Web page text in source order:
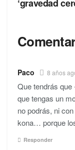
‘gravedad
Paco 8 años
Que tendrás
que tengas un
no podrás, ni
kona… porque
Responder